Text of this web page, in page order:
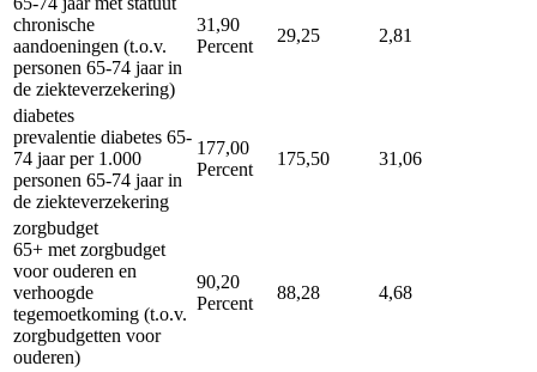
chronische
aandoeningen (t.o.v.
personen 65-74 jaar in
de ziekteverzekering)
31,90
Percent
29,25 2,81
diabetes
prevalentie diabetes 65-
74 jaar per 1.000
personen 65-74 jaar in
de ziekteverzekering
177,00
Percent
175,50 31,06
zorgbudget
65+ met zorgbudget
voor ouderen en
verhoogde
tegemoetkoming (t.o.v.
zorgbudgetten voor
ouderen)
90,20
Percent
88,28 4,68